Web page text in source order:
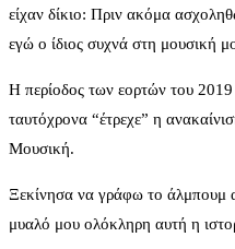
είχαν δίκιο: Πριν ακόμα
εγώ ο ίδιος συχνά στη μουσική
Η περίοδος των εορτών του
ταυτόχρονα “έτρεχε” η
Μουσική.
Ξεκίνησα να γράφω το άλμπουμ
μυαλό μου ολόκληρη αυτή η